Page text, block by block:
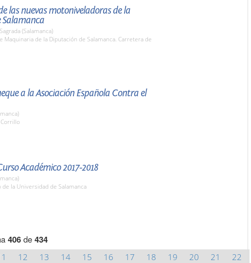
las nuevas motoniveladoras de la
(Salamanca)
Maquinaria de la Diputación de Salamanca. Carretera de
a la Asociación Española Contra el
Académico 2017-2018
de la Universidad de Salamanca
406de 434
12 13 14 15 16 17 18 19 20 21
22